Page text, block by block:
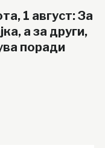
1 август: За
а за други,
поради